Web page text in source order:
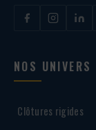
NOS UNIVERS
Clôtures rigides